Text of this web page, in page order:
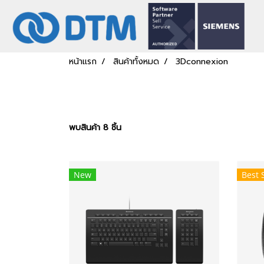
หน้าแรก สินค้าทั้งหมด 3Dconnexion
พบสินค้า 8 ชิ้น
New Best